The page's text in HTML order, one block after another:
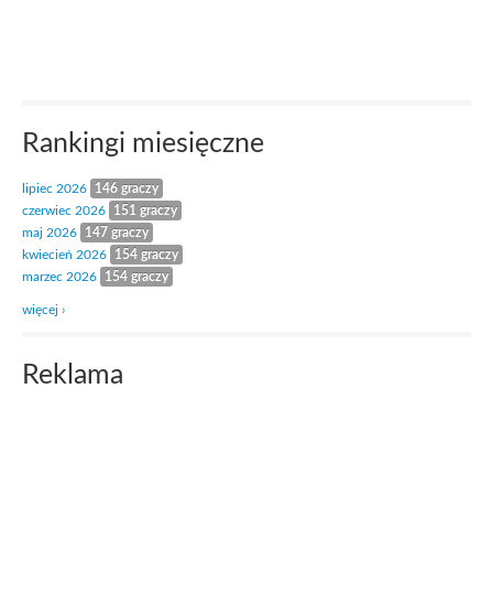
Rankingi miesięczne
lipiec 2026
146 graczy
czerwiec 2026
151 graczy
maj 2026
147 graczy
kwiecień 2026
154 graczy
marzec 2026
154 graczy
więcej ›
Reklama